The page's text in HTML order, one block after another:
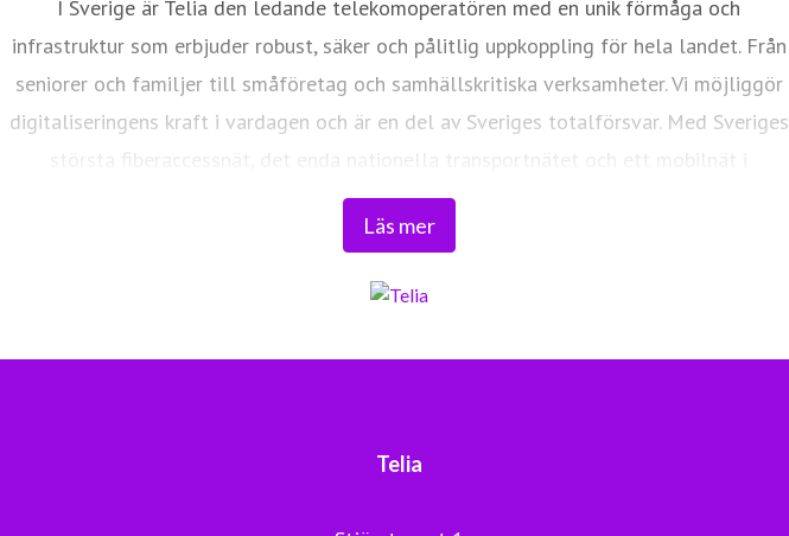
Läs mer
I Sverige är Telia den ledande telekomoperatören med en unik förmåga och
infrastruktur som erbjuder robust, säker och pålitlig uppkoppling för hela landet. Från
seniorer och familjer till småföretag och samhällskritiska verksamheter. Vi möjliggör
digitaliseringens kraft i vardagen och är en del av Sveriges totalförsvar. Med Sveriges
största fiberaccessnät, det enda nationella transportnätet och ett mobilnät i
världsklass skapar vi en enklare, smartare och mer meningsfull vardag och framtid.
Telia